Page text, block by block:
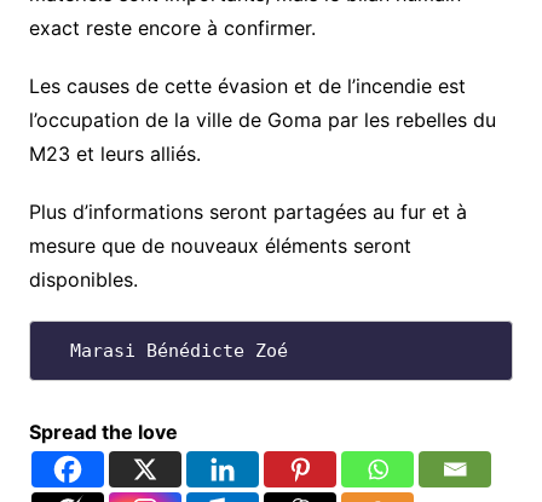
exact reste encore à confirmer.
Les causes de cette évasion et de l’incendie est
l’occupation de la ville de Goma par les rebelles du
M23 et leurs alliés.
Plus d’informations seront partagées au fur et à
mesure que de nouveaux éléments seront
disponibles.
  Marasi Bénédicte Zoé
Spread the love